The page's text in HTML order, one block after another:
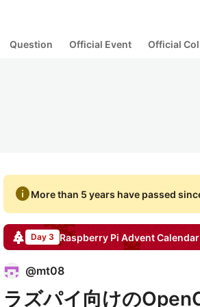
Question Official Event Official
infoMore than 5 years have passed
Day 3 Raspberry Pi Advent Calendar
@mt08
ラズパイ向けの